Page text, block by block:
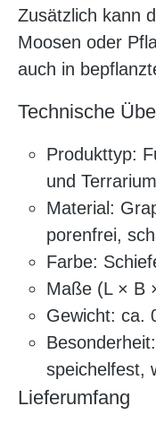
Zusätzlich kann
Moosen oder
auch in
Technische
Produkttyp:
und Terrarium
Material:
porenfrei,
Farbe:
Maße (L × B
Gewicht: ca.
speichelfest,
Lieferumfang